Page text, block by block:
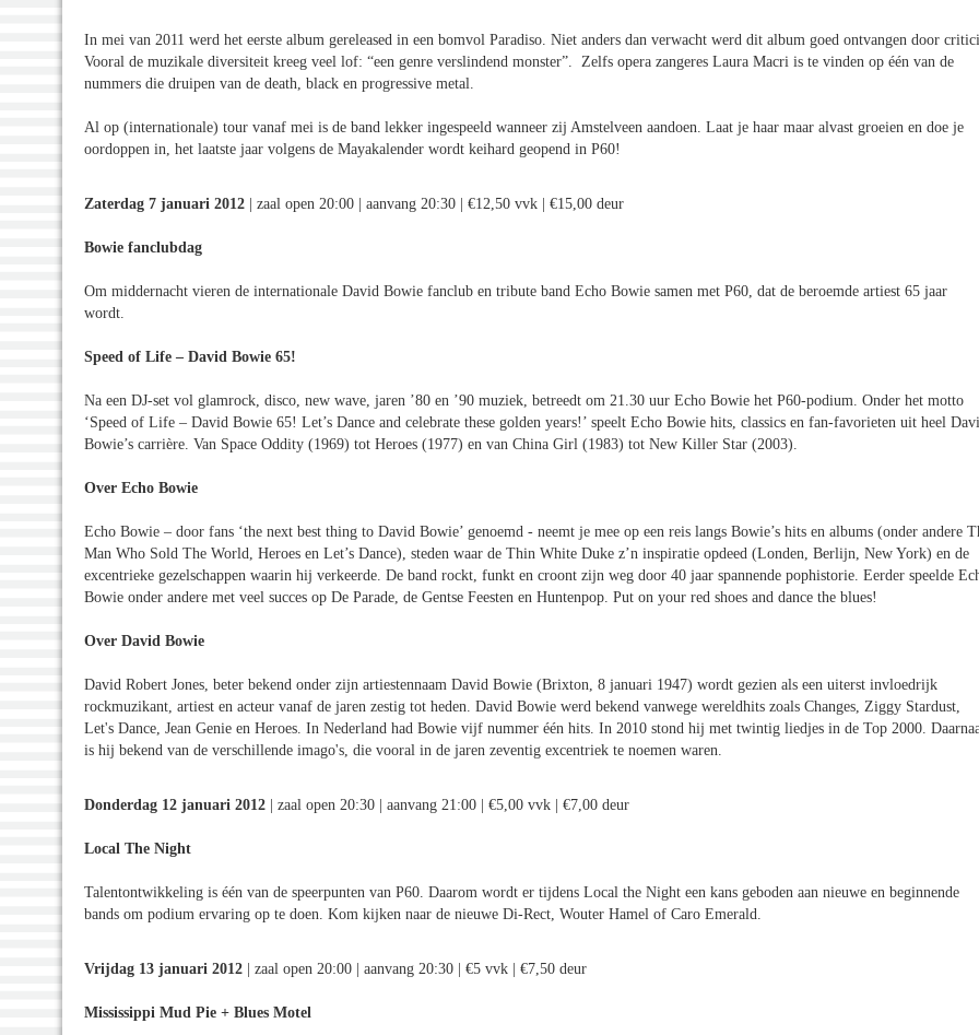
In mei van 2011 werd het eerste album gereleased in een bomvol Paradiso. Niet anders dan verwacht werd dit album goed ontvangen door
Vooral de muzikale diversiteit kreeg veel lof: “een genre verslindend monster”. Zelfs opera zangeres Laura Macri is te vinden op één van de
nummers die druipen van de death, black en progressive metal.
Al op (internationale) tour vanaf mei is de band lekker ingespeeld wanneer zij Amstelveen aandoen. Laat je haar maar alvast groeien en doe je
oordoppen in, het laatste jaar volgens de Mayakalender wordt keihard geopend in P60!
Zaterdag 7 januari 2012 | zaal open 20:00 | aanvang 20:30 | €12,50 vvk | €15,00 deur
Bowie fanclubdag
Om middernacht vieren de internationale David Bowie fanclub en tribute band Echo Bowie samen met P60, dat de beroemde artiest 65 jaar
wordt.
Speed of Life – David Bowie 65!
Na een DJ-set vol glamrock, disco, new wave, jaren ’80 en ’90 muziek, betreedt om 21.30 uur Echo Bowie het P60-podium. Onder het motto
‘Speed of Life – David Bowie 65! Let’s Dance and celebrate these golden years!’ speelt Echo Bowie hits, classics en fan-favorieten uit heel
Bowie’s carrière. Van Space Oddity (1969) tot Heroes (1977) en van China Girl (1983) tot New Killer Star (2003).
Over Echo Bowie
Echo Bowie – door fans ‘the next best thing to David Bowie’ genoemd - neemt je mee op een reis langs Bowie’s hits en albums (onder andere
Man Who Sold The World, Heroes en Let’s Dance), steden waar de Thin White Duke z’n inspiratie opdeed (Londen, Berlijn, New York) en de
excentrieke gezelschappen waarin hij verkeerde. De band rockt, funkt en croont zijn weg door 40 jaar spannende pophistorie. Eerder speelde
Bowie onder andere met veel succes op De Parade, de Gentse Feesten en Huntenpop. Put on your red shoes and dance the blues!
Over David Bowie
David Robert Jones, beter bekend onder zijn artiestennaam David Bowie (Brixton, 8 januari 1947) wordt gezien als een uiterst invloedrijk
rockmuzikant, artiest en acteur vanaf de jaren zestig tot heden. David Bowie werd bekend vanwege wereldhits zoals Changes, Ziggy Stardust,
Let's Dance, Jean Genie en Heroes. In Nederland had Bowie vijf nummer één hits. In 2010 stond hij met twintig liedjes in de Top 2000.
is hij bekend van de verschillende imago's, die vooral in de jaren zeventig excentriek te noemen waren.
Donderdag 12 januari 2012 | zaal open 20:30 | aanvang 21:00 | €5,00 vvk | €7,00 deur
Local The Night
Talentontwikkeling is één van de speerpunten van P60. Daarom wordt er tijdens Local the Night een kans geboden aan nieuwe en beginnende
bands om podium ervaring op te doen. Kom kijken naar de nieuwe Di-Rect, Wouter Hamel of Caro Emerald.
Vrijdag 13 januari 2012 | zaal open 20:00 | aanvang 20:30 | €5 vvk | €7,50 deur
Mississippi Mud Pie + Blues Motel